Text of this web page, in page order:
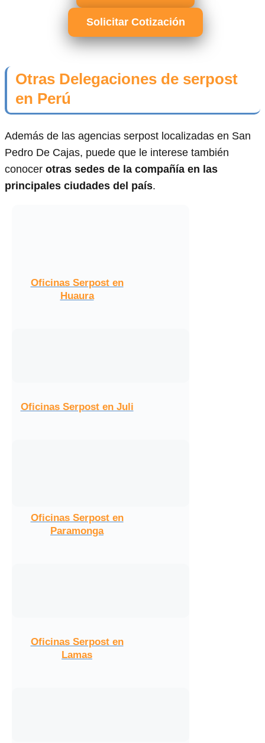
Solicitar Cotización
Otras Delegaciones de serpost
en Perú
Además de las agencias serpost localizadas en San
Pedro De Cajas, puede que le interese también
conocer otras sedes de la compañía en las
principales ciudades del país.
Oficinas Serpost en
Huaura
Oficinas Serpost en Juli
Oficinas Serpost en
Paramonga
Oficinas Serpost en
Lamas